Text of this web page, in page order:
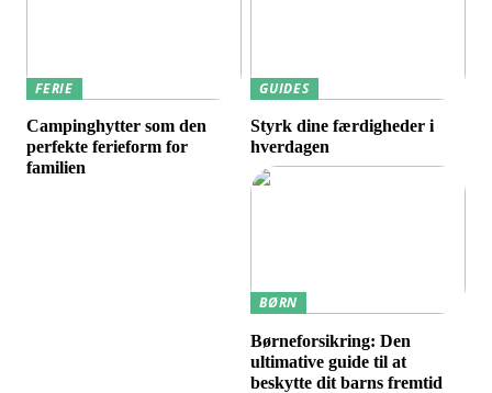
FERIE
Campinghytter som den
perfekte ferieform for
familien
GUIDES
Styrk dine færdigheder i
hverdagen
BØRN
Børneforsikring: Den
ultimative guide til at
beskytte dit barns fremtid